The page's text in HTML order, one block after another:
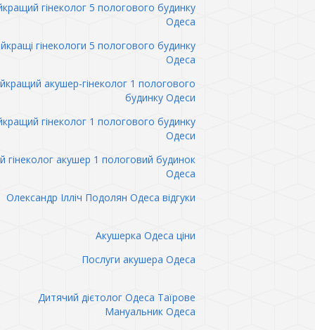
гінеколог 5 пологового будинку
Одеса
гінекологи 5 пологового будинку
Одеса
акушер-гінеколог 1 пологового
будинку Одеси
гінеколог 1 пологового будинку
Одеси
гінеколог акушер 1 пологовий будинок
Одеса
Олександр Ілліч Подолян Одеса відгуки
Акушерка Одеса ціни
Послуги акушера Одеса
Дитячий дієтолог Одеса Таїрове
Мануальник Одеса